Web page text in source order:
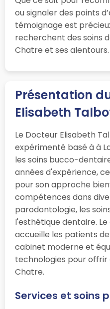
ou signaler des points
témoignage est
recherchent des soins
Chatre et ses alentours.
Présentation
Elisabeth
Le Docteur Elisabeth
expérimenté basé à à
les soins bucco-
années d'expérience,
pour son approche
compétences dans
parodontologie, les
l'esthétique dentaire.
accueille les patients
cabinet moderne et
technologies pour offrir
Chatre.
Services et soins